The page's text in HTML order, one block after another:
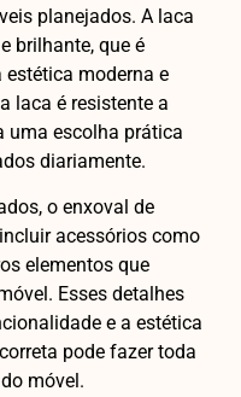
planejados. A laca
brilhante, que é
moderna e
laca é resistente a
uma escolha prática
diariamente.
o enxoval de
acessórios como
elementos que
Esses detalhes
e a estética
pode fazer toda
móvel.